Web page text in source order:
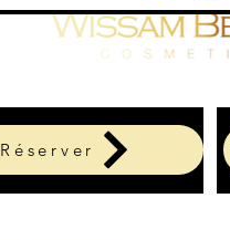
Réserver